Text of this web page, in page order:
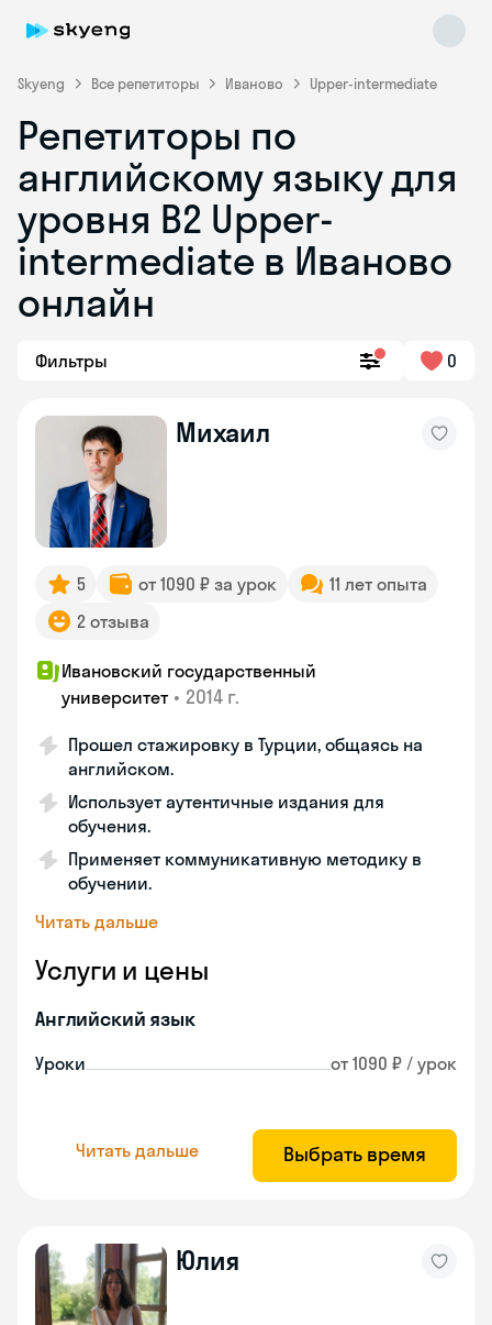
Skyeng Все репетиторы Иваново Upper-intermediate
Репетиторы по
английскому языку для
уровня B2 Upper-
intermediate в Иваново
онлайн
Фильтры 0
Михаил
5 от 1090 ₽ за урок
11 лет опыта
2 отзыва
Ивановский государственный
университет • 2014 г.
Прошел стажировку в Турции, общаясь на
английском.
Использует аутентичные издания для
обучения.
Применяет коммуникативную методику в
обучении.
Читать дальше
Услуги и цены
Английский язык
Уроки от 1090 ₽ / урок
Читать дальше Выбрать время
Юлия
Skyeng Chat
online